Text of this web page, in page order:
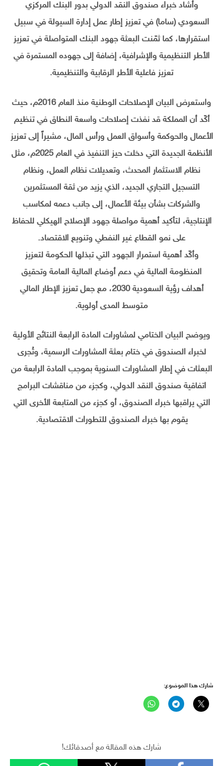
وأشاد خبراء صندوق النقد الدولي بدور البنك المركزي
السعودي (ساما) في تعزيز إطار عمل إدارة السيولة في سبيل
استقرارها، كما ثمّنت البعثة جهود البنك المتواصلة في تعزيز
الأطر التنظيمية والإشرافية، إضافة إلى جهوده المستمرة في
تعزيز فاعلية الأطر الرقابية والتنظيمية.
واستعرض البيان الإصلاحات الوطنية منذ العام 2016م، حيث
أكّد أن المملكة قد نفذت إصلاحات واسعة النطاق في تنظيم
الأعمال والحوكمة وأسواق العمل ورأس المال، مشيراً إلى تعزيز
الأنظمة الجديدة التي دخلت حيز التنفيذ في العام 2025م، مثل
نظام الاستثمار المحدث، وتعديلات نظام العمل، ونظام
التسجيل التجاري الجديد، الذي يزيد من ثقة المستثمرين
والشركات بشأن بيئة الأعمال، إلى جانب دعمه لمكاسب
الإنتاجية، لتأكيد أهمية مواصلة جهود الإصلاح الهيكلي للحفاظ
على نمو القطاع غير النفطي وتنويع الاقتصاد.
وأكّد أهمية استمرار الجهود التي تبذلها الحكومة لتعزيز
المنظومة المالية في دعم أوضاع المالية العامة وتحقيق
أهداف رؤية السعودية 2030، مع جعل تعزيز الإطار المالي
متوسط المدى أولوية.
ويوضح البيان الختامي لمشاورات المادة الرابعة النتائج الأولية
لخبراء الصندوق في ختام بعثة المشاورات الرسمية، وتُجرى
البعثات في إطار المشاورات السنوية بموجب المادة الرابعة من
اتفاقية صندوق النقد الدولي، وكجزء من مناقشات البرامج
التي يراقبها خبراء الصندوق، أو كجزء من المتابعة الأخرى التي
يقوم بها خبراء الصندوق للتطورات الاقتصادية.
شارك هذا الموضوع:
شارك هذه المقالة مع أصدقائك!